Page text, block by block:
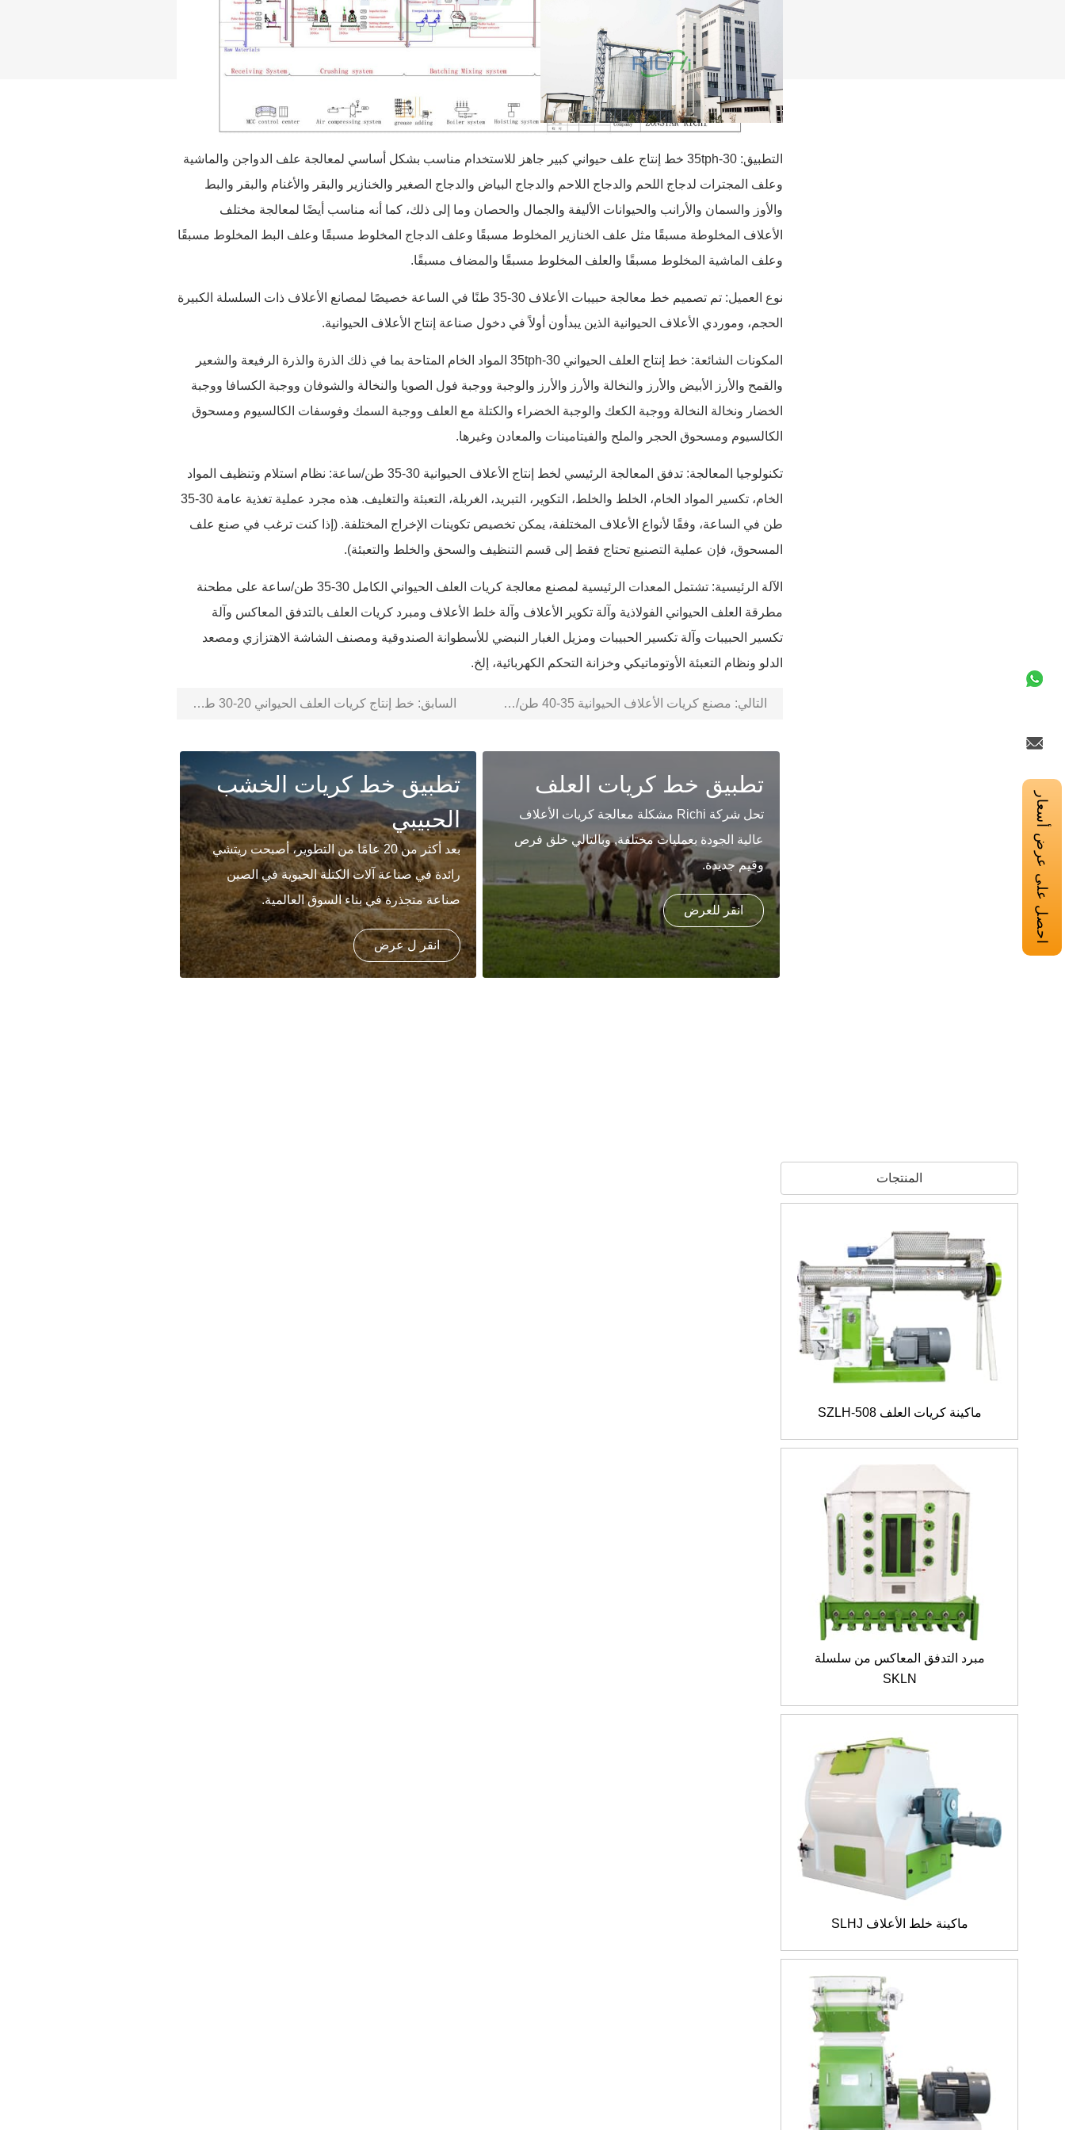
التطبيق: 30-35tph خط إنتاج علف حيواني كبير جاهز للاستخدام مناسب بشكل أساسي لمعالجة علف الدواجن والماشية
وعلف المجترات لدجاج اللحم والدجاج اللاحم والدجاج البياض والدجاج الصغير والخنازير والبقر والأغنام والبقر والبط
والأوز والسمان والأرانب والحيوانات الأليفة والجمال والحصان وما إلى ذلك، كما أنه مناسب أيضًا لمعالجة مختلف
الأعلاف المخلوطة مسبقًا مثل علف الخنازير المخلوط مسبقًا وعلف الدجاج المخلوط مسبقًا وعلف البط المخلوط مسبقًا
وعلف الماشية المخلوط مسبقًا والعلف المخلوط مسبقًا والمضاف مسبقًا.
نوع العميل: تم تصميم خط معالجة حبيبات الأعلاف 30-35 طنًا في الساعة خصيصًا لمصانع الأعلاف ذات السلسلة الكبيرة
الحجم، وموردي الأعلاف الحيوانية الذين يبدأون أولاً في دخول صناعة إنتاج الأعلاف الحيوانية.
المكونات الشائعة: خط إنتاج العلف الحيواني 30-35tph المواد الخام المتاحة بما في ذلك الذرة والذرة الرفيعة والشعير
والقمح والأرز الأبيض والأرز والنخالة والأرز والأرز والوجبة ووجبة فول الصويا والنخالة والشوفان ووجبة الكسافا ووجبة
الخضار ونخالة النخالة ووجبة الكعك والوجبة الخضراء والكتلة مع العلف ووجبة السمك وفوسفات الكالسيوم ومسحوق
الكالسيوم ومسحوق الحجر والملح والفيتامينات والمعادن وغيرها.
تكنولوجيا المعالجة: تدفق المعالجة الرئيسي لخط إنتاج الأعلاف الحيوانية 30-35 طن/ساعة: نظام استلام وتنظيف المواد
الخام، تكسير المواد الخام، الخلط والخلط، التكوير، التبريد، الغربلة، التعبئة والتغليف. هذه مجرد عملية تغذية عامة 30-35
طن في الساعة، وفقًا لأنواع الأعلاف المختلفة، يمكن تخصيص تكوينات الإخراج المختلفة. (إذا كنت ترغب في صنع علف
المسحوق، فإن عملية التصنيع تحتاج فقط إلى قسم التنظيف والسحق والخلط والتعبئة).
الآلة الرئيسية: تشتمل المعدات الرئيسية لمصنع معالجة كريات العلف الحيواني الكامل 30-35 طن/ساعة على مطحنة
مطرقة العلف الحيواني الفولاذية وآلة تكوير الأعلاف وآلة خلط الأعلاف ومبرد كريات العلف بالتدفق المعاكس وآلة
تكسير الحبيبات وآلة تكسير الحبيبات ومزيل الغبار النبضي للأسطوانة الصندوقية ومصنف الشاشة الاهتزازي ومصعد
الدلو ونظام التعبئة الأوتوماتيكي وخزانة التحكم الكهربائية، إلخ.
السابق: خط إنتاج كريات العلف الحيواني 20-30 طن/ساعة التالي: مصنع كريات الأعلاف الحيوانية 35-40 طن/ساعة
تطبيق خط كريات العلف
تحل شركة Richi مشكلة معالجة كريات الأعلاف
عالية الجودة بعمليات مختلفة, وبالتالي خلق فرص
وقيم جديدة.
انقر للعرض
تطبيق خط كريات الخشب
الحبيبي
بعد أكثر من 20 عامًا من التطوير، أصبحت ريتشي
رائدة في صناعة آلات الكتلة الحيوية في الصين
صناعة متجذرة في بناء السوق العالمية.
انقر ل عرض
المنتجات
ماكينة كريات العلف SZLH-508
مبرد التدفق المعاكس من سلسلة
SKLN
ماكينة خلط الأعلاف SLHJ
احصل على عرض أسعار